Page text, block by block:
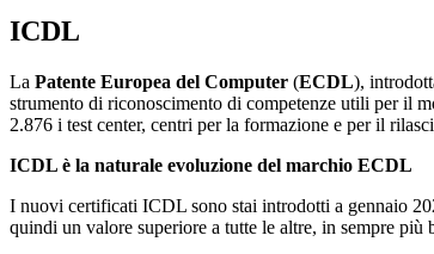
ICDL
La Patente Europea del Computer (ECDL),
strumento di riconoscimento di competenze utili per il
2.876 i test center, centri per la formazione e per il
ICDL è la naturale evoluzione del marchio ECDL
I nuovi certificati ICDL sono stai introdotti a gennaio
quindi un valore superiore a tutte le altre, in sempre